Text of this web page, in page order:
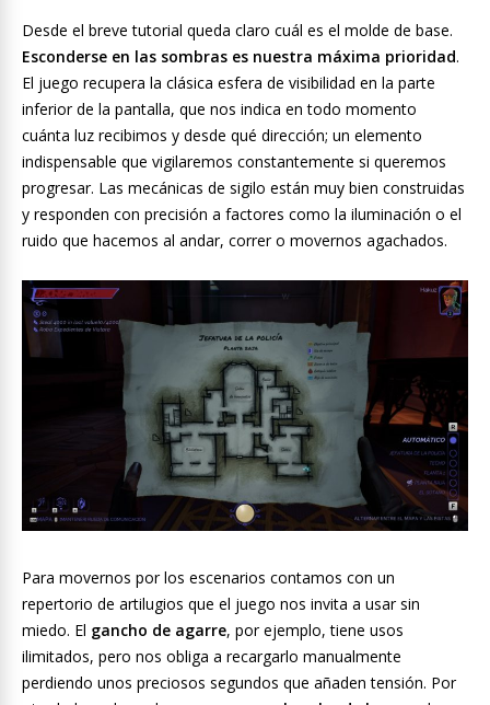
Desde el breve tutorial queda claro cuál es el molde de base.
Esconderse en las sombras es nuestra máxima prioridad.
El juego recupera la clásica esfera de visibilidad en la parte
inferior de la pantalla, que nos indica en todo momento
cuánta luz recibimos y desde qué dirección; un elemento
indispensable que vigilaremos constantemente si queremos
progresar. Las mecánicas de sigilo están muy bien construidas
y responden con precisión a factores como la iluminación o el
ruido que hacemos al andar, correr o movernos agachados.
Para movernos por los escenarios contamos con un
repertorio de artilugios que el juego nos invita a usar sin
miedo. El gancho de agarre, por ejemplo, tiene usos
ilimitados, pero nos obliga a recargarlo manualmente
perdiendo unos preciosos segundos que añaden tensión. Por